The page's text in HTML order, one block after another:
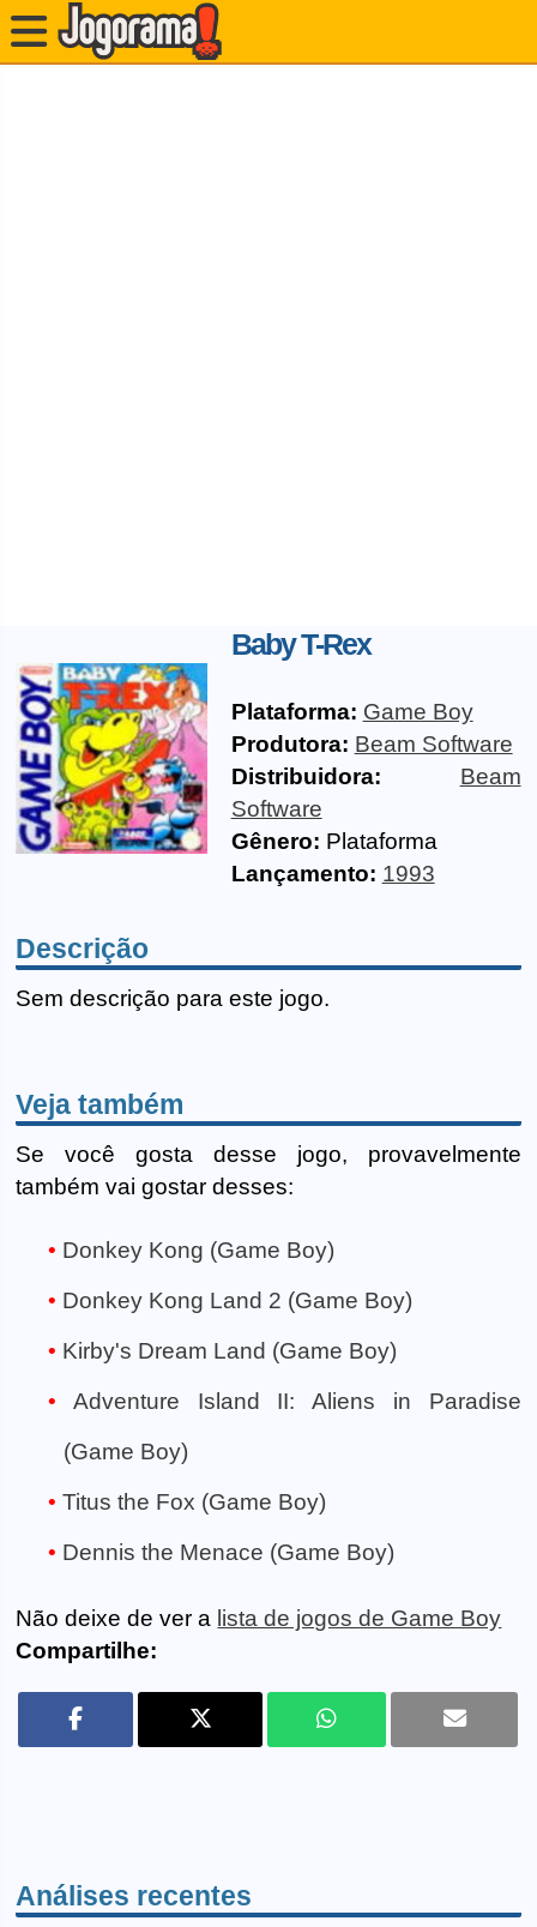
Baby T-Rex
Plataforma: Game Boy
Produtora: Beam Software
Distribuidora:
Beam
Software
Gênero: Plataforma
Lançamento: 1993
Descrição
Sem descrição para este jogo.
Veja também
Se você gosta desse jogo, provavelmente
também vai gostar desses:
Donkey Kong (Game Boy)
Donkey Kong Land 2 (Game Boy)
Kirby's Dream Land (Game Boy)
Adventure Island II: Aliens in Paradise
(Game Boy)
Titus the Fox (Game Boy)
Dennis the Menace (Game Boy)
Não deixe de ver a lista de jogos de Game Boy
Compartilhe:
Análises recentes